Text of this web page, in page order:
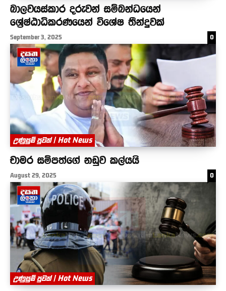
බාලවයස්කාර දරුවන් සම්බන්ධයෙන්
ශ්‍රේෂ්ඨාධිකරණයෙන් විශේෂ තීන්දුවක්
September 3, 2025 0
උණුසුම් පුවත් | Hot News
චාමර සම්පත්ගේ නඩුව කල්යයි
August 29, 2025 0
උණුසුම් පුවත් | Hot News